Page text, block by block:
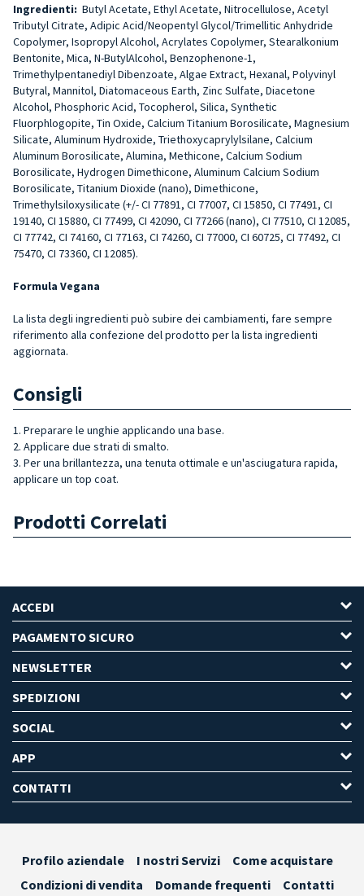
Ingredienti: Butyl Acetate, Ethyl Acetate, Nitrocellulose, Acetyl
Tributyl Citrate, Adipic Acid/Neopentyl Glycol/Trimellitic Anhydride
Copolymer, Isopropyl Alcohol, Acrylates Copolymer, Stearalkonium
Bentonite, Mica, N-ButylAlcohol, Benzophenone-1,
Trimethylpentanediyl Dibenzoate, Algae Extract, Hexanal, Polyvinyl
Butyral, Mannitol, Diatomaceous Earth, Zinc Sulfate, Diacetone
Alcohol, Phosphoric Acid, Tocopherol, Silica, Synthetic
Fluorphlogopite, Tin Oxide, Calcium Titanium Borosilicate, Magnesium
Silicate, Aluminum Hydroxide, Triethoxycaprylylsilane, Calcium
Aluminum Borosilicate, Alumina, Methicone, Calcium Sodium
Borosilicate, Hydrogen Dimethicone, Aluminum Calcium Sodium
Borosilicate, Titanium Dioxide (nano), Dimethicone,
Trimethylsiloxysilicate (+/- CI 77891, CI 77007, CI 15850, CI 77491, CI
19140, CI 15880, CI 77499, CI 42090, CI 77266 (nano), CI 77510, CI 12085,
CI 77742, CI 74160, CI 77163, CI 74260, CI 77000, CI 60725, CI 77492, CI
75470, CI 73360, CI 12085).
Formula Vegana
La lista degli ingredienti può subire dei cambiamenti, fare sempre
riferimento alla confezione del prodotto per la lista ingredienti
aggiornata.
Consigli
1. Preparare le unghie applicando una base.
2. Applicare due strati di smalto.
3. Per una brillantezza, una tenuta ottimale e un'asciugatura rapida,
applicare un top coat.
Prodotti Correlati
ACCEDI
PAGAMENTO SICURO
NEWSLETTER
SPEDIZIONI
SOCIAL
APP
CONTATTI
Profilo aziendale I nostri Servizi
Come acquistare
Condizioni di vendita
Domande frequenti Contatti